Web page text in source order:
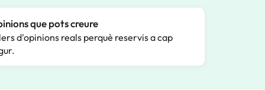
que pots creure
d'opinions reals perquè reservis a cap